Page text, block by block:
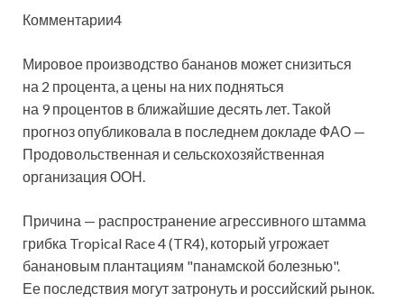
Комментарии4
Мировое производство бананов может снизиться
на 2 процента, а цены на них подняться
на 9 процентов в ближайшие десять лет. Такой
прогноз опубликовала в последнем докладе ФАО —
Продовольственная и сельскохозяйственная
организация ООН.
Причина — распространение агрессивного штамма
грибка Tropical Race 4 (TR4), который угрожает
банановым плантациям "панамской болезнью".
Ее последствия могут затронуть и российский рынок.